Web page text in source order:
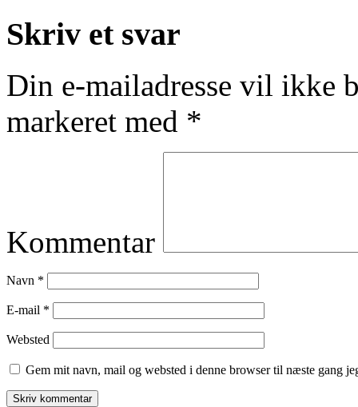
Skriv et svar
Din e-mailadresse vil ikke
markeret med *
Kommentar
Navn *
E-mail *
Websted
Gem mit navn, mail og websted i denne browser til næste gang